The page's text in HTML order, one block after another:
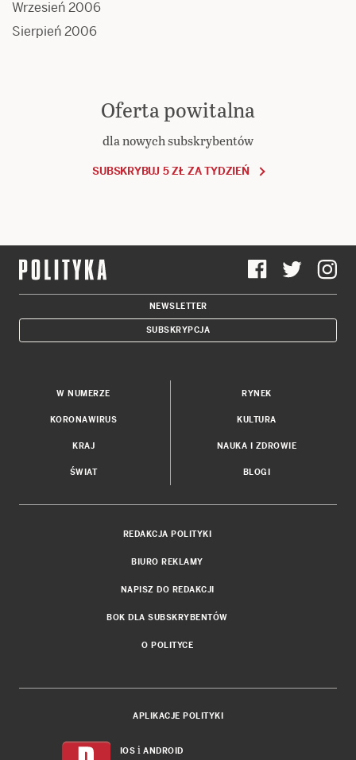
Wrzesień 2006
Sierpień 2006
Oferta powitalna
dla nowych subskrybentów
SUBSKRYBUJ 5 ZŁ ZA TYDZIEŃ
NEWSLETTER
SUBSKRYPCJA
W NUMERZE
KORONAWIRUS
KRAJ
ŚWIAT
RYNEK
KULTURA
NAUKA I ZDROWIE
BLOGI
REDAKCJA POLITYKI
BIURO REKLAMY
NAPISZ DO REDAKCJI
BOK DLA SUBSKRYBENTÓW
O POLITYCE
APLIKACJE POLITYKI
IOS i ANDROID